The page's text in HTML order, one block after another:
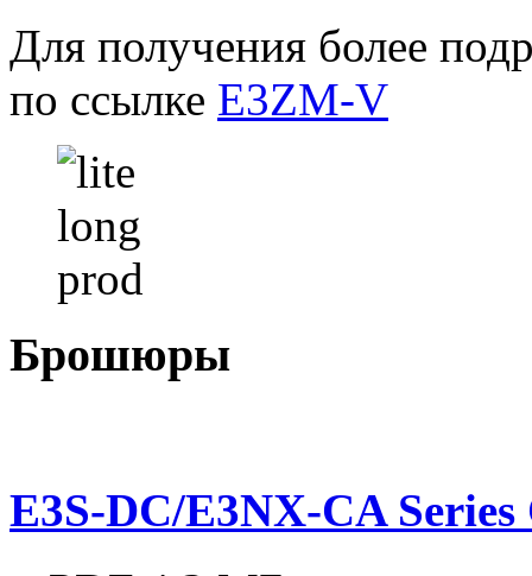
Для получения более
по ссылке E3ZM-V
Брошюры
E3S-DC/E3NX-CA